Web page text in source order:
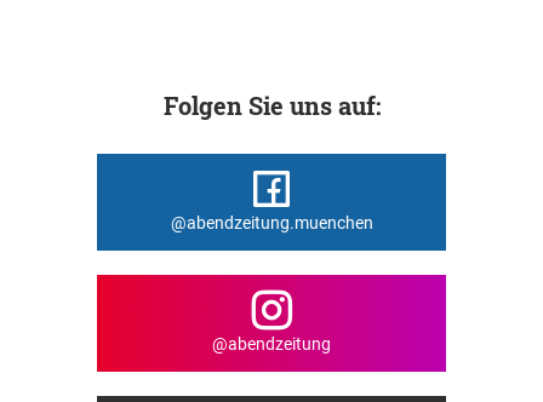
Folgen Sie uns auf:
@abendzeitung.muenchen
@abendzeitung